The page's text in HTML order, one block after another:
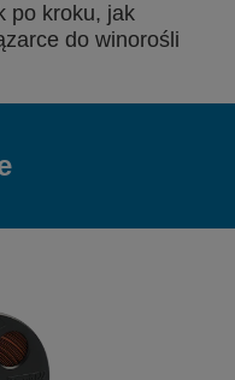
po kroku, jak
do winorośli